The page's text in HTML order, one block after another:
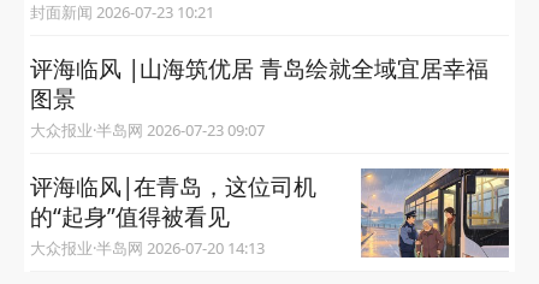
封面新闻 2026-07-23 10:21
评海临风 |山海筑优居 青岛绘就全域宜居幸福
图景
大众报业·半岛网 2026-07-23 09:07
评海临风|在青岛，这位司机
的“起身”值得被看见
大众报业·半岛网 2026-07-20 14:13